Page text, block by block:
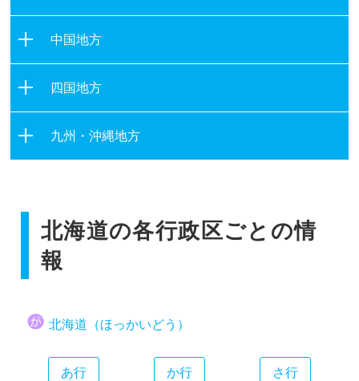
福島県
埼玉県
千葉県
東京都
神奈川県
石川県
福井県
山梨県
長野県
岐阜県
三重県
大阪府
兵庫県
奈良県
和歌山県
中国地方
岡山県
広島県
四国地方
九州・沖縄地方
長崎県
熊本県
鹿児島県
沖縄県
北海道の各行政区ごとの情
報
北海道（ほっかいどう）
あ行 か行 さ行